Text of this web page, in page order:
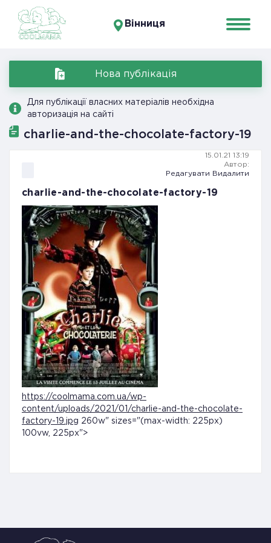
Вінниця
Нова публікація
Для публікації власних матеріалів необхідна
авторизація на сайті
charlie-and-the-chocolate-factory-19
15.01.21 13:19
Автор:
Редагувати
Видалити
charlie-and-the-chocolate-factory-19
https://coolmama.com.ua/wp-
content/uploads/2021/01/charlie-and-the-chocolate-
factory-19.jpg 260w" sizes="(max-width: 225px)
100vw, 225px">